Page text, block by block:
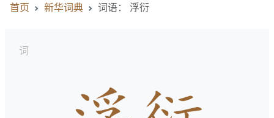
首页 新华词典 词语： 浮衍
词